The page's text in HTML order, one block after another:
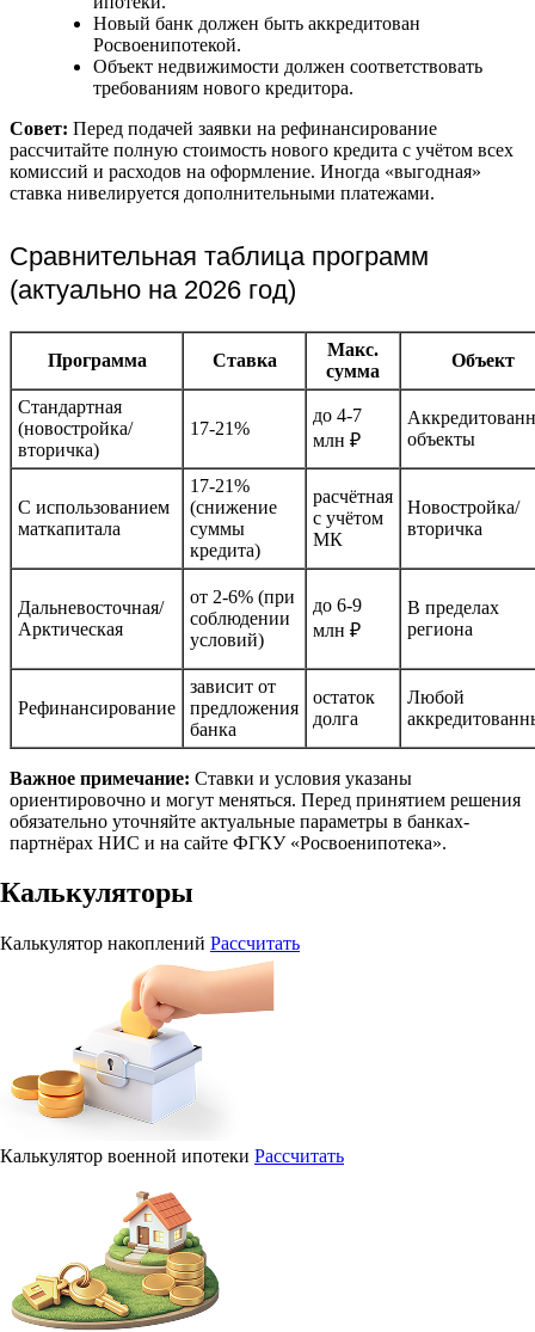
Новый банк должен быть аккредитован
Росвоенипотекой.
Объект недвижимости должен соответствовать
требованиям нового кредитора.
Совет: Перед подачей заявки на рефинансирование
рассчитайте полную стоимость нового кредита с учётом всех
комиссий и расходов на оформление. Иногда «выгодная»
ставка нивелируется дополнительными платежами.
Сравнительная таблица программ
(актуально на 2026 год)
Программа Ставка
Макс.
сумма
Объект
Стандартная
(новостройка/
вторичка)
17-21%
до 4-7
млн ₽
объекты
С использованием
маткапитала
17-21%
(снижение
суммы
кредита)
расчётная
с учётом
МК
Новостройка/
вторичка
Дальневосточная/
Арктическая
от 2-6% (при
соблюдении
условий)
до 6-9
млн ₽
В пределах
региона
Рефинансирование
зависит от
предложения
банка
остаток
долга
Любой
Важное примечание: Ставки и условия указаны
ориентировочно и могут меняться. Перед принятием решения
обязательно уточняйте актуальные параметры в банках-
партнёрах НИС и на сайте ФГКУ «Росвоенипотека».
Калькуляторы
Калькулятор накоплений Рассчитать
Калькулятор военной ипотеки Рассчитать